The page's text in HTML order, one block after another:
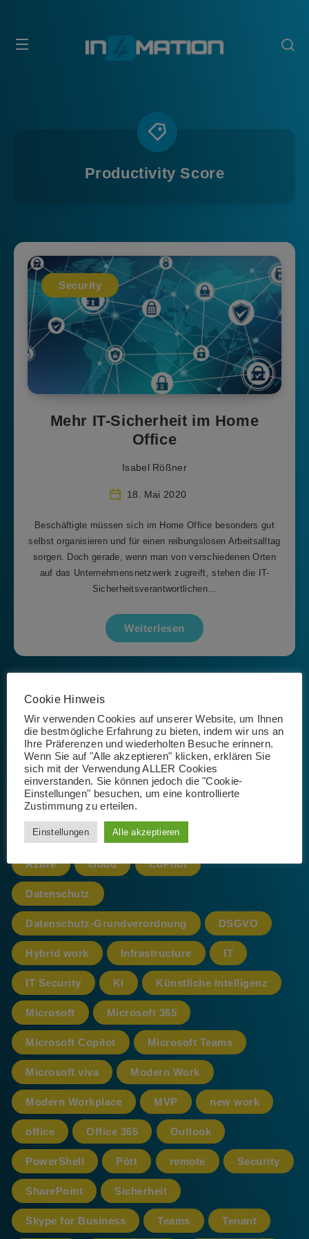
Productivity Score
Security
Mehr IT-Sicherheit im Home
Office
Isabel Rößner
18. Mai 2020
Beschäftigte müssen sich im Home Office besonders gut
selbst organisieren und für einen reibungslosen Arbeitsalltag
sorgen. Doch gerade, wenn man von verschiedenen Orten
auf das Unternehmensnetzwerk zugreift, stehen die IT-
Sicherheitsverantwortlichen…
Weiterlesen
Schlagwörter
365 AI App Artificial Intelligence
Azure cloud CoPilot
Datenschutz
Datenschutz-Grundverordnung DSGVO
Hybrid work Infrastructure IT
IT Security KI Künstliche Intelligenz
Microsoft Microsoft 365
Microsoft Copilot Microsoft Teams
Microsoft viva Modern Work
Modern Workplace MVP new work
office Office 365 Outlook
PowerShell Pött remote Security
SharePoint Sicherheit
Skype for Business Teams Tenant
Cookie Hinweis
Wir verwenden Cookies auf unserer Website, um Ihnen
die bestmögliche Erfahrung zu bieten, indem wir uns an
Ihre Präferenzen und wiederholten Besuche erinnern.
Wenn Sie auf "Alle akzeptieren" klicken, erklären Sie
sich mit der Verwendung ALLER Cookies
einverstanden. Sie können jedoch die "Cookie-
Einstellungen" besuchen, um eine kontrollierte
Zustimmung zu erteilen.
Einstellungen Alle akzeptieren